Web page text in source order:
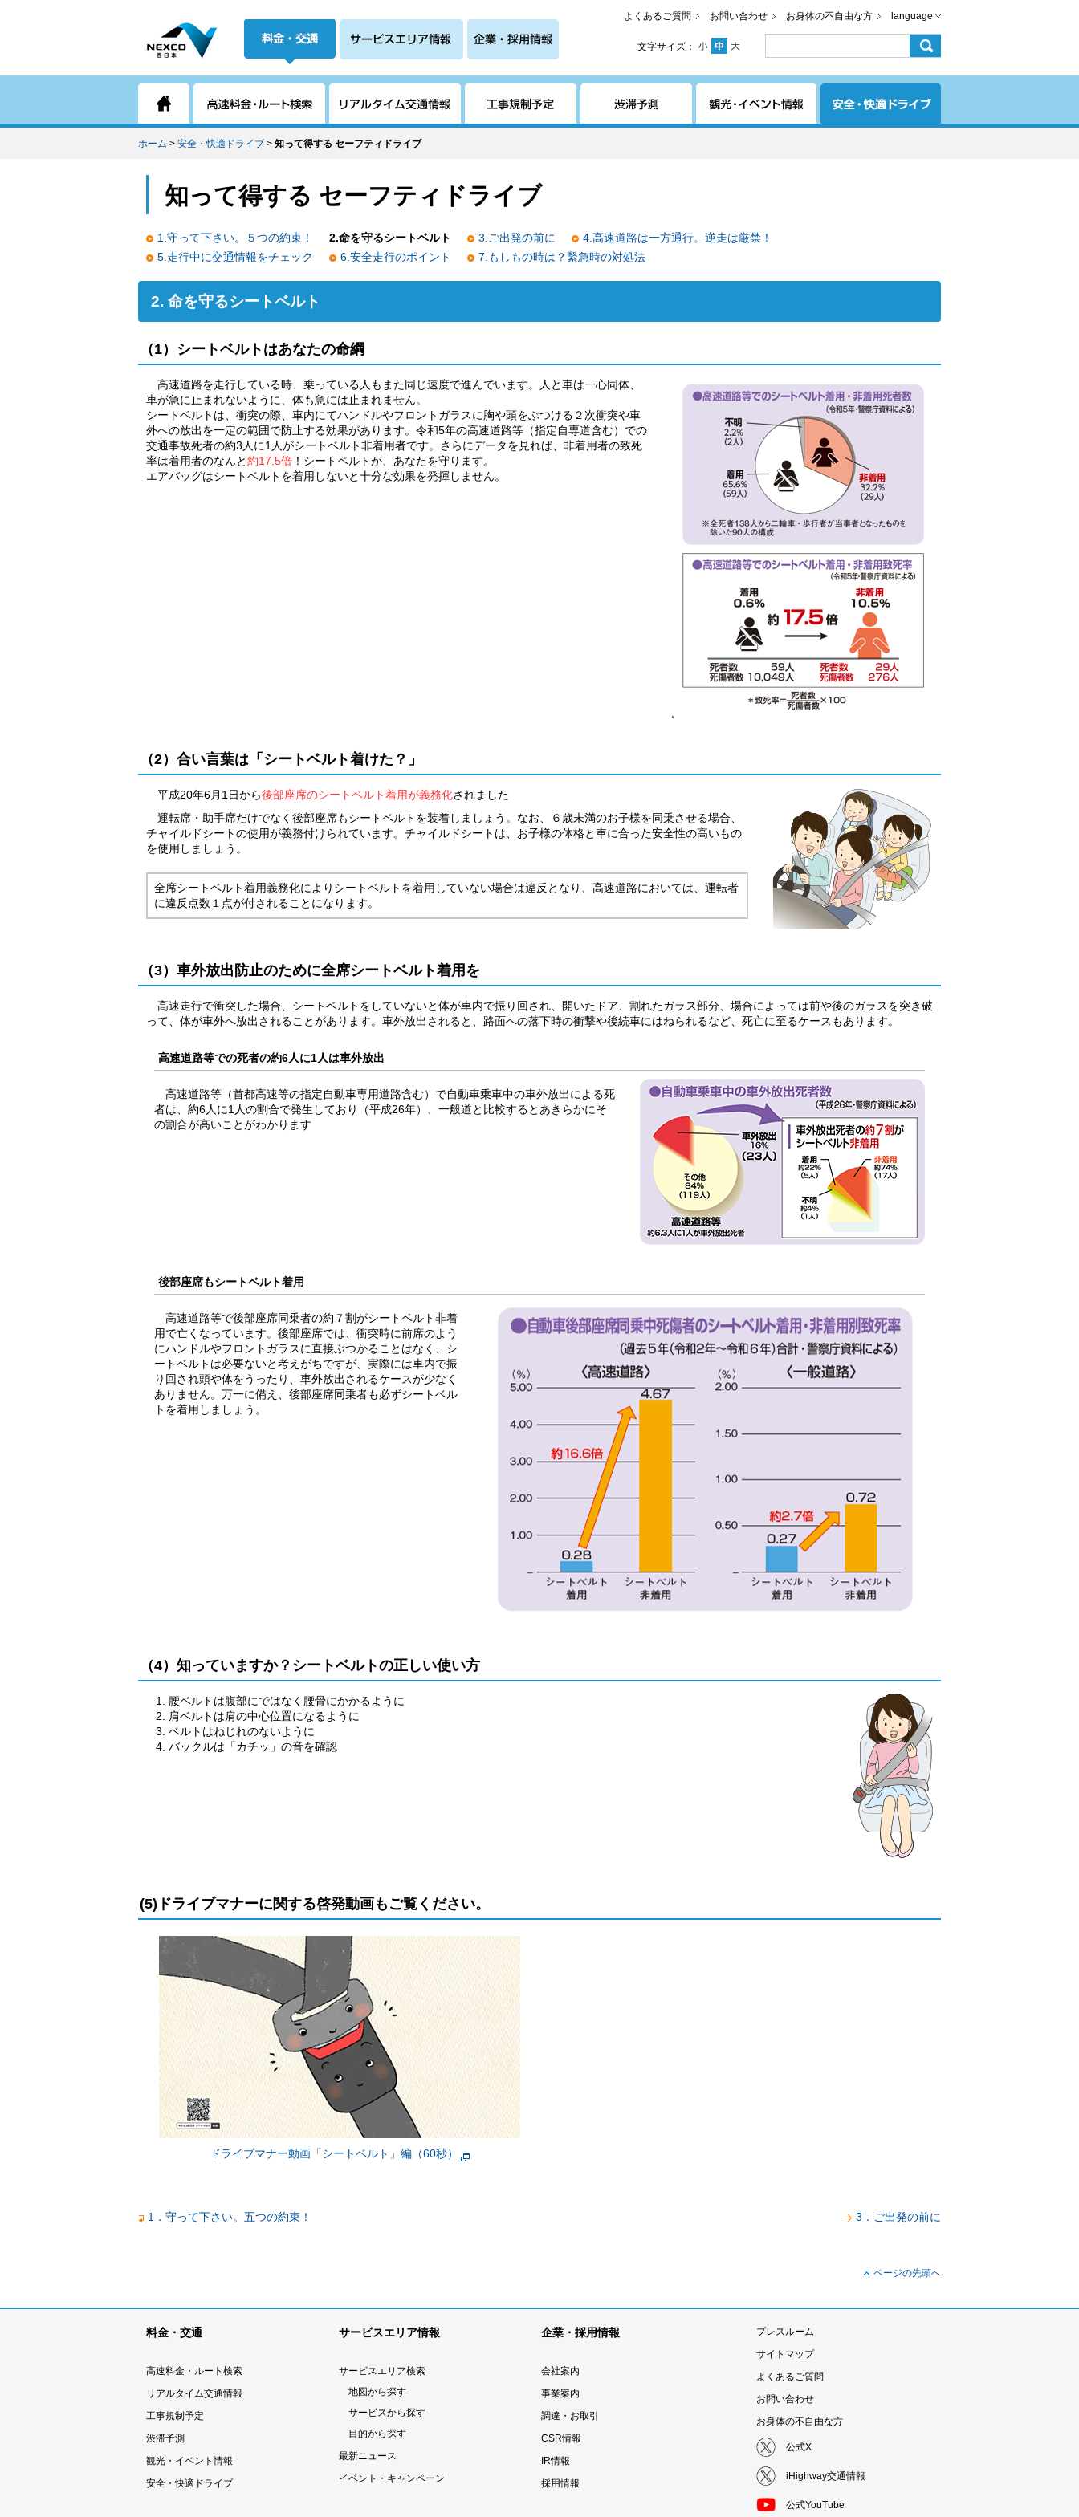
よくあるご質問 お問い合わせ お身体の不自由な方 language
文字サイズ：
ホーム > 安全・快適ドライブ > 知って得する セーフティドライブ
知って得する セーフティドライブ
1.守って下さい。５つの約束！ 2.命を守るシートベルト 3.ご出発の前に
4.高速道路は一方通行。逆走は厳禁！
5.走行中に交通情報をチェック
6.安全走行のポイント 7.もしもの時は？緊急時の対処法
2. 命を守るシートベルト
（1）シートベルトはあなたの命綱
高速道路を走行している時、乗っている人もまた同じ速度で進んでいます。人と車は一心同体、
車が急に止まれないように、体も急には止まれません。
シートベルトは、衝突の際、車内にてハンドルやフロントガラスに胸や頭をぶつける２次衝突や車
外への放出を一定の範囲で防止する効果があります。令和5年の高速道路等（指定自専道含む）での
交通事故死者の約3人に1人がシートベルト非着用者です。さらにデータを見れば、非着用者の致死
率は着用者のなんと約17.5倍 ！シートベルトが、あなたを守ります。
エアバッグはシートベルトを着用しないと十分な効果を発揮しません。
（2）合い言葉は「シートベルト着けた？」
平成20年6月1日から後部座席のシートベルト着用が義務化されました
運転席・助手席だけでなく後部座席もシートベルトを装着しましょう。なお、６歳未満のお子様を同乗させる場合、
チャイルドシートの使用が義務付けられています。チャイルドシートは、お子様の体格と車に合った安全性の高いもの
を使用しましょう。
全席シートベルト着用義務化によりシートベルトを着用していない場合は違反となり、高速道路においては、運転者
に違反点数１点が付されることになります。
（3）車外放出防止のために全席シートベルト着用を
高速走行で衝突した場合、シートベルトをしていないと体が車内で振り回され、開いたドア、割れたガラス部分、場合によっては前や後のガラスを突き破
って、体が車外へ放出されることがあります。車外放出されると、路面への落下時の衝撃や後続車にはねられるなど、死亡に至るケースもあります。
高速道路等での死者の約6人に1人は車外放出
高速道路等（首都高速等の指定自動車専用道路含む）で自動車乗車中の車外放出による死
者は、約6人に1人の割合で発生しており（平成26年）、一般道と比較するとあきらかにそ
の割合が高いことがわかります
後部座席もシートベルト着用
高速道路等で後部座席同乗者の約７割がシートベルト非着
用で亡くなっています。後部座席では、衝突時に前席のよう
にハンドルやフロントガラスに直接ぶつかることはなく、シ
ートベルトは必要ないと考えがちですが、実際には車内で振
り回され頭や体をうったり、車外放出されるケースが少なく
ありません。万一に備え、後部座席同乗者も必ずシートベル
トを着用しましょう。
（4）知っていますか？シートベルトの正しい使い方
腰ベルトは腹部にではなく腰骨にかかるように
肩ベルトは肩の中心位置になるように
ベルトはねじれのないように
バックルは「カチッ」の音を確認
(5)ドライブマナーに関する啓発動画もご覧ください。
ドライブマナー動画「シートベルト」編（60秒）
1．守って下さい。五つの約束！ 3．ご出発の前に
ページの先頭へ
料金・交通
高速料金・ルート検索
リアルタイム交通情報
工事規制予定
渋滞予測
観光・イベント情報
安全・快適ドライブ
サービスエリア情報
サービスエリア検索
地図から探す
サービスから探す
目的から探す
最新ニュース
イベント・キャンペーン
企業・採用情報
会社案内
事業案内
調達・お取引
CSR情報
IR情報
採用情報
プレスルーム
サイトマップ
よくあるご質問
お問い合わせ
お身体の不自由な方
公式X
iHighway交通情報
公式YouTube